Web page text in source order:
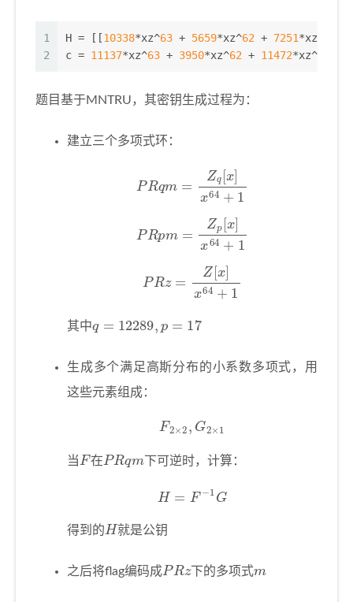
1
2
H = [[10338*xz^63 + 5659*xz^62 + 7251*xz^
c = 11137*xz^63 + 3950*xz^62 + 11472*xz^
题目基于MNTRU，其密钥生成过程为：
建立三个多项式环：
]x 64+
]x 64 +
x64 +
其中 12289,p
生成多个满足高斯分布的小系数多项式，用
这些元素组成：
F2 G2
当 F 在 PRq 下可逆时，计算：
H F−1G
得到的 H就是公钥
之后将flag编码成PRz 下的多项式